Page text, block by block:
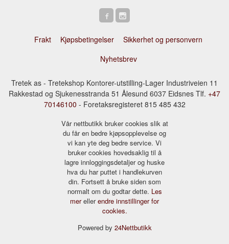
Frakt Kjøpsbetingelser
Sikkerhet og personvern
Nyhetsbrev
Tretek as - Tretekshop Kontorer-utstilling-Lager Industriveien 11
Rakkestad og Sjukenesstranda 51 Ålesund 6037 Eidsnes Tlf. +47
70146100 - Foretaksregisteret 815 485 432
Vår nettbutikk bruker cookies slik at
du får en bedre kjøpsopplevelse og
vi kan yte deg bedre service. Vi
bruker cookies hovedsaklig til å
lagre innloggingsdetaljer og huske
hva du har puttet i handlekurven
din. Fortsett å bruke siden som
normalt om du godtar dette. Les
merellerendre innstillinger for
cookies.
Powered by 24Nettbutikk